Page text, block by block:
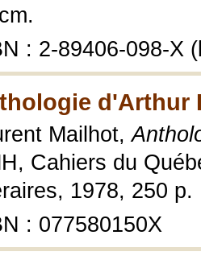
: 2-89406-098-X
d'Arthur
Mailhot,
Cahiers du
1978, 250
: 077580150X